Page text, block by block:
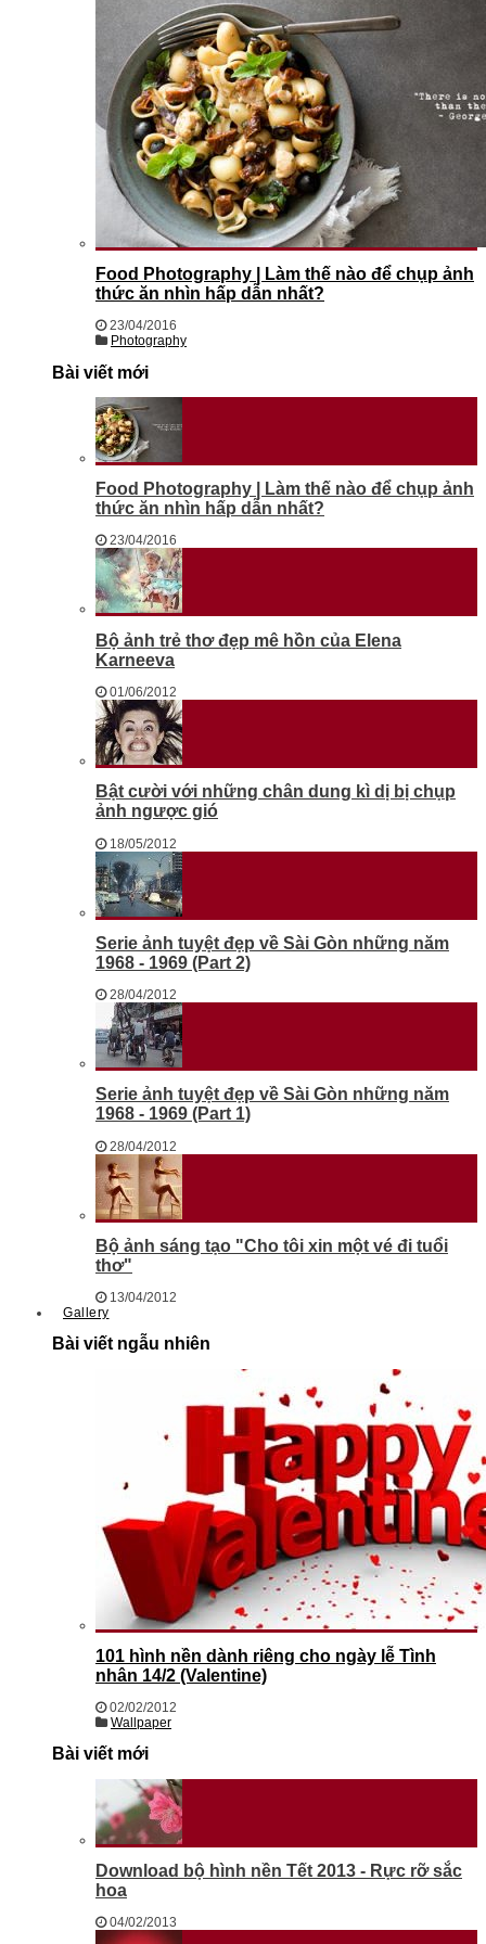
Food Photography | Làm thế nào để chụp ảnh
thức ăn nhìn hấp dẫn nhất?
23/04/2016
Photography
Bài viết mới
Food Photography | Làm thế nào để chụp ảnh
thức ăn nhìn hấp dẫn nhất?
23/04/2016
Bộ ảnh trẻ thơ đẹp mê hồn của Elena
Karneeva
01/06/2012
Bật cười với những chân dung kì dị bị chụp
ảnh ngược gió
18/05/2012
Serie ảnh tuyệt đẹp về Sài Gòn những năm
1968 - 1969 (Part 2)
28/04/2012
Serie ảnh tuyệt đẹp về Sài Gòn những năm
1968 - 1969 (Part 1)
28/04/2012
Bộ ảnh sáng tạo "Cho tôi xin một vé đi tuổi
thơ"
13/04/2012
Gallery
Bài viết ngẫu nhiên
101 hình nền dành riêng cho ngày lễ Tình
nhân 14/2 (Valentine)
02/02/2012
Wallpaper
Bài viết mới
Download bộ hình nền Tết 2013 - Rực rỡ sắc
hoa
04/02/2013